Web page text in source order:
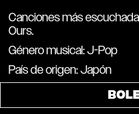
Canciones más
Ours.
Género musical: J-Pop
País de origen: Japón